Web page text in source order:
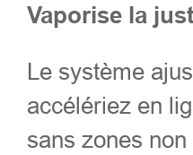
Vaporise la
Le système
accélériez en
sans zones